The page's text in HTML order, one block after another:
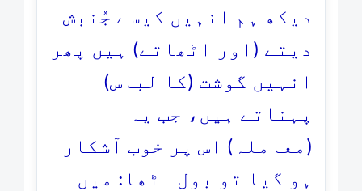
دیکھ ہم انہیں کیسے جُنبش
دیتے (اور اٹھاتے) ہیں پھر
انہیں گوشت (کا لباس)
پہناتے ہیں، جب یہ
(معاملہ) اس پر خوب آشکار
ہو گیا تو بول اٹھا: میں